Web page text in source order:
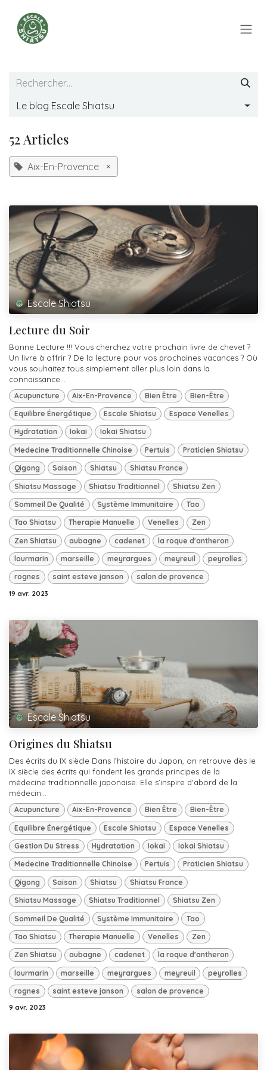
Le blog Escale Shiatsu
52 Articles
Aix-En-Provence ×
Escale Shiatsu
Lecture du Soir
Bonne Lecture !!! Vous cherchez votre prochain livre de chevet ?
Un livre à offrir ? De la lecture pour vos prochaines vacances ? Où
vous souhaitez tous simplement aller plus loin dans la
connaissance...
Acupuncture Aix-En-Provence Bien Être Bien-Être
Equilibre Énergétique Escale Shiatsu Espace Venelles
Hydratation Iokai Iokai Shiatsu
Medecine Traditionnelle Chinoise Pertuis Praticien Shiatsu
Qigong Saison Shiatsu Shiatsu France
Shiatsu Massage Shiatsu Traditionnel Shiatsu Zen
Sommeil De Qualité Système Immunitaire Tao
Tao Shiatsu Therapie Manuelle Venelles Zen
Zen Shiatsu aubagne cadenet la roque d'antheron
lourmarin marseille meyrargues meyreuil peyrolles
rognes saint esteve janson salon de provence
19 avr. 2023
Escale Shiatsu
Origines du Shiatsu
Des écrits du IX siècle Dans l’histoire du Japon, on retrouve dès le
IX siècle des écrits qui fondent les grands principes de la
médecine traditionnelle japonaise. Elle s’inspire d'abord de la
médecin...
Acupuncture Aix-En-Provence Bien Être Bien-Être
Equilibre Énergétique Escale Shiatsu Espace Venelles
Gestion Du Stress Hydratation Iokai Iokai Shiatsu
Medecine Traditionnelle Chinoise Pertuis Praticien Shiatsu
Qigong Saison Shiatsu Shiatsu France
Shiatsu Massage Shiatsu Traditionnel Shiatsu Zen
Sommeil De Qualité Système Immunitaire Tao
Tao Shiatsu Therapie Manuelle Venelles Zen
Zen Shiatsu aubagne cadenet la roque d'antheron
lourmarin marseille meyrargues meyreuil peyrolles
rognes saint esteve janson salon de provence
9 avr. 2023